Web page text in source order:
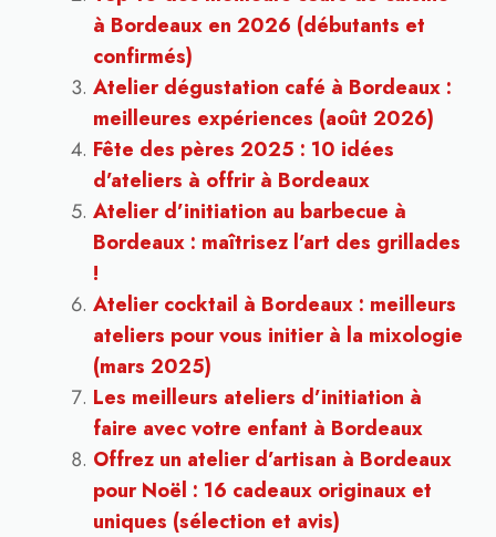
à Bordeaux en 2026 (débutants et
confirmés)
Atelier dégustation café à Bordeaux :
meilleures expériences (août 2026)
Fête des pères 2025 : 10 idées
d’ateliers à offrir à Bordeaux
Atelier d’initiation au barbecue à
Bordeaux : maîtrisez l’art des grillades
!
Atelier cocktail à Bordeaux : meilleurs
ateliers pour vous initier à la mixologie
(mars 2025)
Les meilleurs ateliers d’initiation à
faire avec votre enfant à Bordeaux
Offrez un atelier d’artisan à Bordeaux
pour Noël : 16 cadeaux originaux et
uniques (sélection et avis)